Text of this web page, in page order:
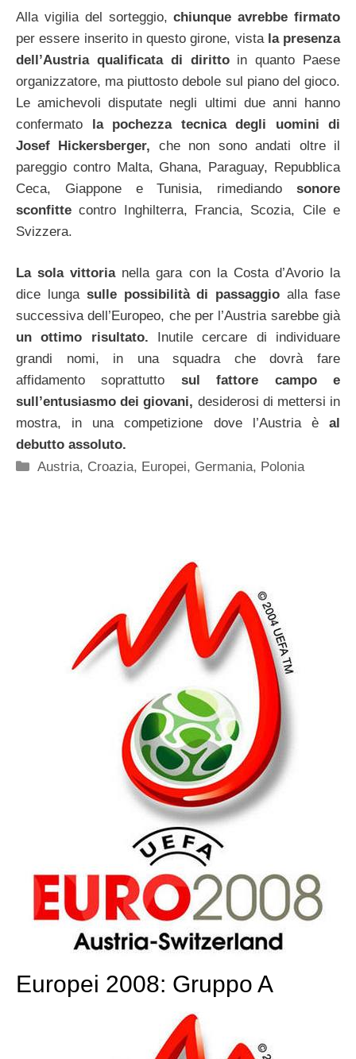
Alla vigilia del sorteggio,chiunque avrebbe firmato
per essere inserito in questo girone, vista la presenza
dell’Austria qualificata di diritto in quanto Paese
organizzatore, ma piuttosto debole sul piano del gioco.
Le amichevoli disputate negli ultimi due anni hanno
confermato la pochezza tecnica degli uomini di
Josef Hickersberger, che non sono andati oltre il
pareggio contro Malta, Ghana, Paraguay, Repubblica
Ceca, Giappone e Tunisia, rimediando sonore
sconfittecontro Inghilterra, Francia, Scozia, Cile e
Svizzera.
La sola vittoria nella gara con la Costa d’Avorio la
dice lunga sulle possibilità di passaggioalla fase
successiva dell’Europeo, che per l’Austria sarebbe già
un ottimo risultato. Inutile cercare di individuare
grandi nomi, in una squadra che dovrà fare
affidamento soprattutto sul fattore campo e
sull’entusiasmo dei giovani, desiderosi di mettersi in
mostra, in una competizione dove l’Austria è al
debutto assoluto.
Categorie
Austria, Croazia, Europei, Germania, Polonia
Europei 2008: Gruppo A